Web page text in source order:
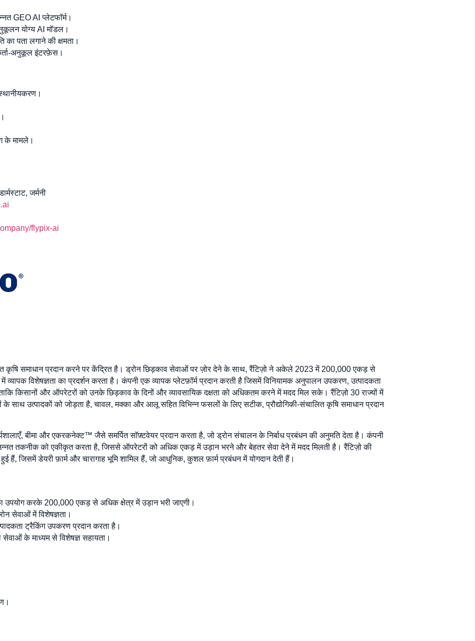
GEO AI प्लेटफॉर्म।
योग्य AI मॉडल।
का पता लगाने की क्षमता।
अनुकूल इंटरफ़ेस।
के मामले।
जर्मनी
flypix-ai
कृषि समाधान प्रदान करने पर केंद्रित है। ड्रोन छिड़काव सेवाओं पर ज़ोर देने के साथ, रैंटिज़ो ने अकेले 2023 में 200,000 एकड़ से
व्यापक विशेषज्ञता का प्रदर्शन करता है। कंपनी एक व्यापक प्लेटफ़ॉर्म प्रदान करती है जिसमें विनियामक अनुपालन उपकरण, उत्पादकता
किसानों और ऑपरेटरों को उनके छिड़काव के दिनों और व्यावसायिक दक्षता को अधिकतम करने में मदद मिल सके। रैंटिज़ो 30 राज्यों में
साथ उत्पादकों को जोड़ता है, चावल, मक्का और आलू सहित विभिन्न फसलों के लिए सटीक, प्रौद्योगिकी-संचालित कृषि समाधान प्रदान
बीमा और एकरकनेक्ट™ जैसे समर्पित सॉफ़्टवेयर प्रदान करता है, जो ड्रोन संचालन के निर्बाध प्रबंधन की अनुमति देता है। कंपनी
तकनीक को एकीकृत करता है, जिससे ऑपरेटरों को अधिक एकड़ में उड़ान भरने और बेहतर सेवा देने में मदद मिलती है। रैंटिज़ो की
हैं, जिसमें डेयरी फ़ार्म और चारागाह भूमि शामिल हैं, जो आधुनिक, कुशल फ़ार्म प्रबंधन में योगदान देती हैं।
उपयोग करके 200,000 एकड़ से अधिक क्षेत्र में उड़ान भरी जाएगी।
सेवाओं में विशेषज्ञता।
ट्रैकिंग उपकरण प्रदान करता है।
सेवाओं के माध्यम से विशेषज्ञ सहायता।